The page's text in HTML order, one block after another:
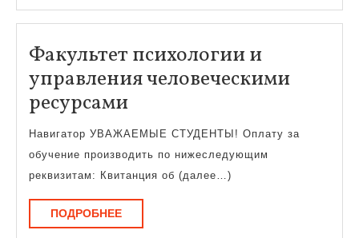
Факультет психологии и
управления человеческими
ресурсами
психологии
и
управления
человеческими
ресурсами
Навигатор УВАЖАЕМЫЕ СТУДЕНТЫ! Оплату за
обучение производить по нижеследующим
реквизитам: Квитанция об (далее…)
ПОДРОБНЕЕПОДРОБНЕЕ